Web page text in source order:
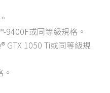
9400F或同等級規格。
GTX 1050 Ti或同等級規